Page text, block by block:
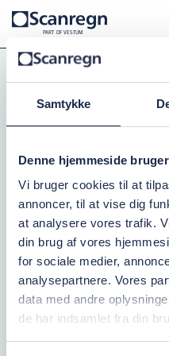
Samtykke
Denne hjemmeside
Vi bruger cookies til at
annoncer, til at vise dig
at analysere vores trafik.
din brug af vores
for sociale medier,
analysepartnere. Vores
data med andre
de har indsamlet fra din
PARTOF VESTUM
Koblinger
SVEJSESTUDS 76/
Varenr.:
På lager: 10+
155,00 DKKinkl. moms
Læg i kurv